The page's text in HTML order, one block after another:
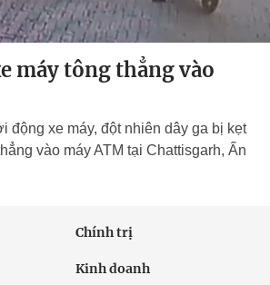
máy tông thẳng vào
động xe máy, đột nhiên dây ga bị kẹt
vào máy ATM tại Chattisgarh, Ấn
Chính trị
Kinh doanh